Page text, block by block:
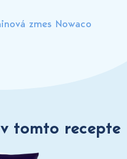
zmes Nowaco
tomto recepte